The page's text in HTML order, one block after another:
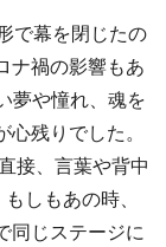
で幕を閉じたの
ナ禍の影響もあ
夢や憧れ、魂を
残りでした。
接、言葉や背中
しもあの時、
同じステージに